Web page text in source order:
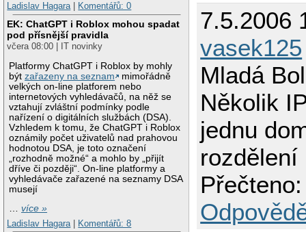
Ladislav Hagara| Komentářů: 0
EK: ChatGPT i Roblox mohou spadat
pod přísnější pravidla
včera 08:00 | IT novinky
Platformy ChatGPT i Roblox by mohly
býtzařazeny na seznam
mimořádně
velkých on-line platforem nebo
internetových vyhledávačů, na něž se
vztahují zvláštní podmínky podle
nařízení o digitálních službách (DSA).
Vzhledem k tomu, že ChatGPT i Roblox
oznámily počet uživatelů nad prahovou
hodnotou DSA, je toto označení
„rozhodně možné“ a mohlo by „přijít
dříve či později“. On-line platformy a
vyhledávače zařazené na seznamy DSA
musejí
…více »
Ladislav Hagara
Komentářů: 8
7.5.2006
vasek125
Mladá
Několik
jednu
rozdělení